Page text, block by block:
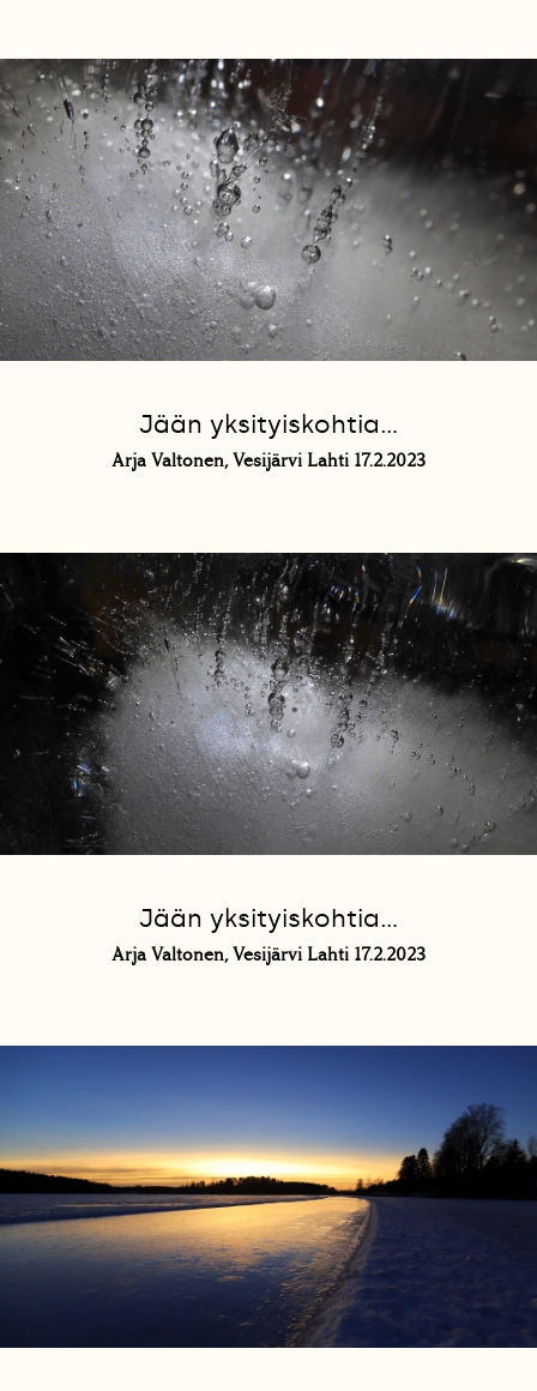
Jään yksityiskohtia...
Arja Valtonen, Vesijärvi Lahti 17.2.2023
Jään yksityiskohtia...
Arja Valtonen, Vesijärvi Lahti 17.2.2023